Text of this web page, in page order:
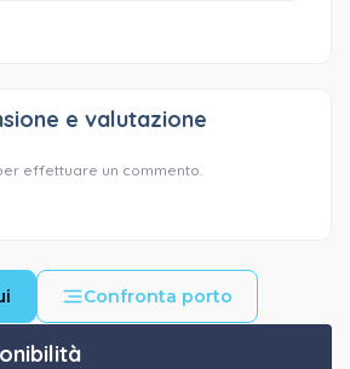
e valutazione
effettuare un commento.
Confronta porto